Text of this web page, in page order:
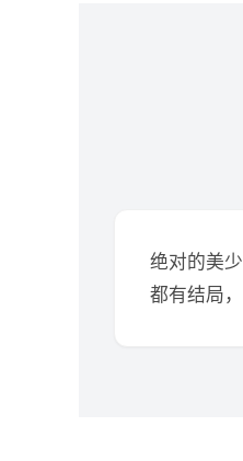
绝对的美
都有结局